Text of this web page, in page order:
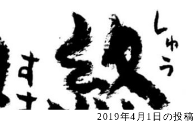
2019年4月1日の投稿